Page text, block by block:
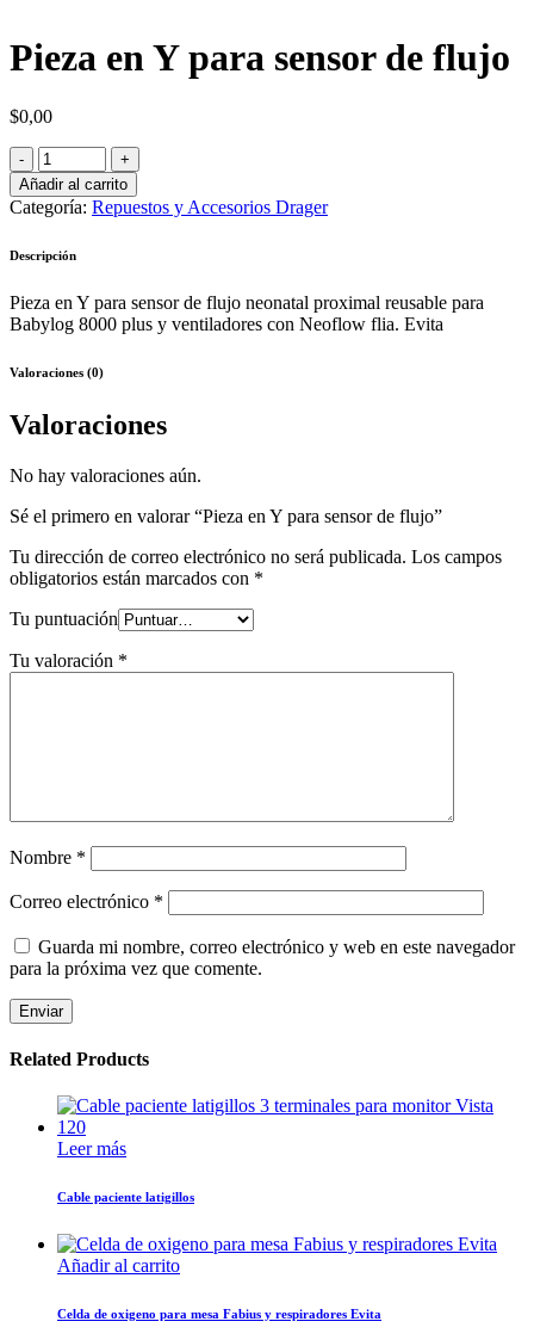
Pieza en Y para sensor de flujo
$0,00
Añadir al carrito
Categoría: Repuestos y Accesorios Drager
Descripción
Pieza en Y para sensor de flujo neonatal proximal reusable para
Babylog 8000 plus y ventiladores con Neoflow flia. Evita
Valoraciones (0)
Valoraciones
No hay valoraciones aún.
Sé el primero en valorar “Pieza en Y para sensor de flujo”
Tu dirección de correo electrónico no será publicada. Los campos
obligatorios están marcados con *
Tu puntuación
Tu valoración *
Nombre *
Correo electrónico *
Guarda mi nombre, correo electrónico y web en este navegador
para la próxima vez que comente.
Related Products
Leer más
Cable paciente latigillos
Añadir al carrito
Celda de oxigeno para mesa Fabius y respiradores Evita